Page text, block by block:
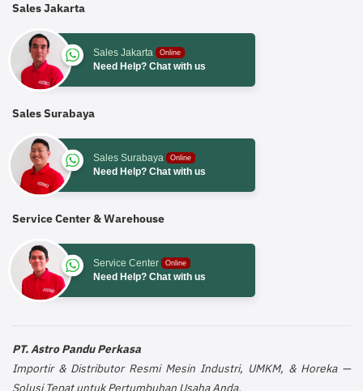
Sales Jakarta
Sales Jakarta Online
Need Help? Chat with us
Sales Surabaya
Sales Surabaya Online
Need Help? Chat with us
Service Center & Warehouse
Service Center Online
Need Help? Chat with us
PT. Astro Pandu Perkasa
Importir & Distributor Resmi Mesin Industri, UMKM, & Horeka —
Solusi Tepat untuk Pertumbuhan Usaha Anda.